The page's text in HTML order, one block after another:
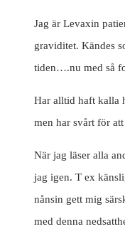
Jag är Levaxin
graviditet. Kändes
tiden….nu med så
Har alltid haft kalla
men har svårt för
När jag läser alla
jag igen. T ex
nånsin gett mig
med denna